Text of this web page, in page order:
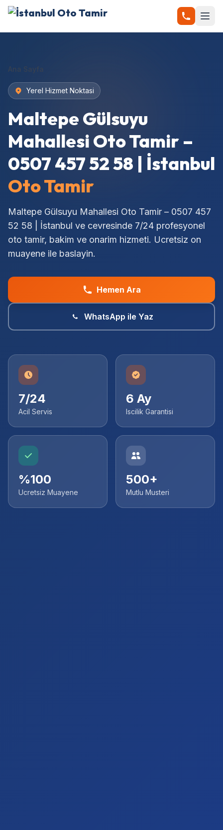
Ana Sayfa
Yerel Hizmet Noktasi
Maltepe Gülsuyu
Mahallesi Oto Tamir –
0507 457 52 58 | İstanbul
Oto Tamir
Maltepe Gülsuyu Mahallesi Oto Tamir – 0507 457
52 58 | İstanbul ve cevresinde 7/24 profesyonel
oto tamir, bakim ve onarim hizmeti. Ucretsiz on
muayene ile baslayin.
Hemen Ara
WhatsApp ile Yaz
7/24
Acil Servis
6 Ay
Iscilik Garantisi
%100
Ucretsiz Muayene
500+
Mutlu Musteri